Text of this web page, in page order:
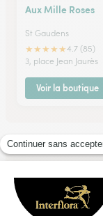
Aux Mille Roses
St Gaudens
★★★★★4.7 (85)
3, place Jean Jaurès
Voir la boutique
Ils ont fait